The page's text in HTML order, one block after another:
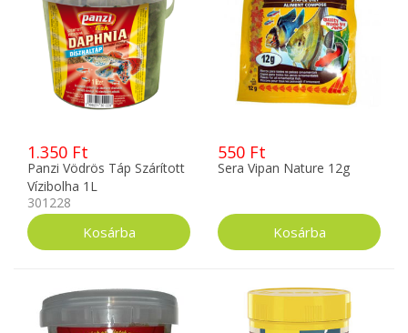
1.350 Ft
Panzi Vödrös Táp Szárított
Vízibolha 1L
301228
550 Ft
Sera Vipan Nature 12g